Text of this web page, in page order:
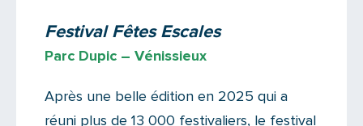
Festival Fêtes Escales
Parc Dupic – Vénissieux
Après une belle édition en 2025 qui a
réuni plus de 13 000 festivaliers, le festival